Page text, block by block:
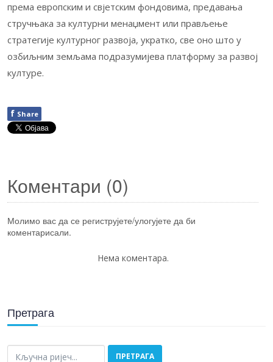
према европским и свјетским фондовима, предавања
стручњака за културни менаџмент или прављење
стратегије културног развоја, укратко, све оно што у
озбиљним земљама подразумијева платформу за развој
културе.
f Share
Коментари (0)
Молимо вас да се региструјете/улогујете да би
коментарисали.
Нема коментара.
Претрага
тражи... ПРЕТРАГА